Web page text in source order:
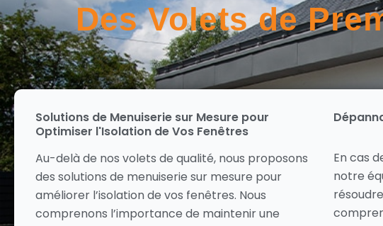
Des Volets de
Solutions de Menuiserie sur Mesure pour
Optimiser l'Isolation de Vos Fenêtres
Au-delà de nos volets de qualité, nous proposons
des solutions de menuiserie sur mesure pour
améliorer l’isolation de vos fenêtres. Nous
comprenons l’importance de maintenir une
En cas
notre